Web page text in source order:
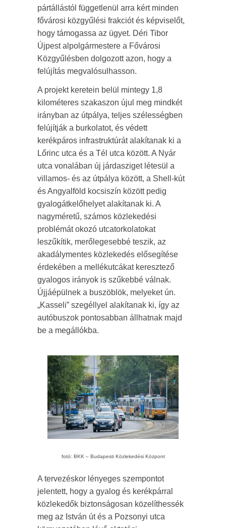
pártállástól függetlenül arra kért minden
fővárosi közgyűlési frakciót és képviselőt,
hogy támogassa az ügyet. Déri Tibor
Újpest alpolgármestere a Fővárosi
Közgyűlésben dolgozott azon, hogy a
felújítás megvalósulhasson.
A projekt keretein belül mintegy 1,8
kilométeres szakaszon újul meg mindkét
irányban az útpálya, teljes szélességben
felújítják a burkolatot, és védett
kerékpáros infrastruktúrát alakítanak ki a
Lőrinc utca és a Tél utca között. A Nyár
utca vonalában új járdasziget létesül a
villamos- és az útpálya között, a Shell-kút
és Angyalföld kocsiszín között pedig
gyalogátkelőhelyet alakítanak ki. A
nagyméretű, számos közlekedési
problémát okozó utcatorkolatokat
leszűkítik, merőlegesebbé teszik, az
akadálymentes közlekedés elősegítése
érdekében a mellékutcákat keresztező
gyalogos irányok is szűkebbé válnak.
Újjáépülnek a buszöblök, melyeket ún.
„Kasseli” szegéllyel alakítanak ki, így az
autóbuszok pontosabban állhatnak majd
be a megállókba.
fotó: BKK – Budapesti Közlekedési Központ
A tervezéskor lényeges szempontot
jelentett, hogy a gyalog és kerékpárral
közlekedők biztonságosan közelíthessék
meg az István út és a Pozsonyi utca